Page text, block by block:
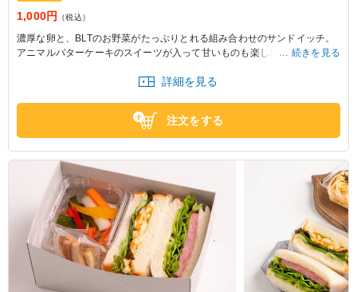
1,000円 （税込）
濃厚な卵と、BLTのお野菜がたっぷりとれる組み合わせのサンドイッチ。
アニマルバターケーキのスイーツが入って甘いものも楽しめます。ランチ
続きを見る
詳細を見る
注文をする